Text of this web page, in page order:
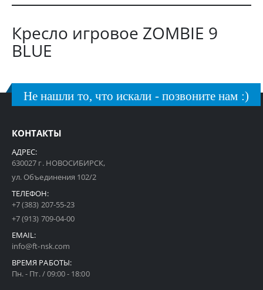
Кресло игровое ZOMBIE 9
BLUE
Не нашли то, что искали - позвоните нам :)
КОНТАКТЫ
АДРЕС:
630027 г. НОВОСИБИРСК,
ул. Объединения 102/2
ТЕЛЕФОН:
+7 (383) 207-55-23
+7 (913) 709-04-00
EMAIL:
info@ft-nsk.com
ВРЕМЯ РАБОТЫ:
Пн. - Пт. / 09:00 - 18:00